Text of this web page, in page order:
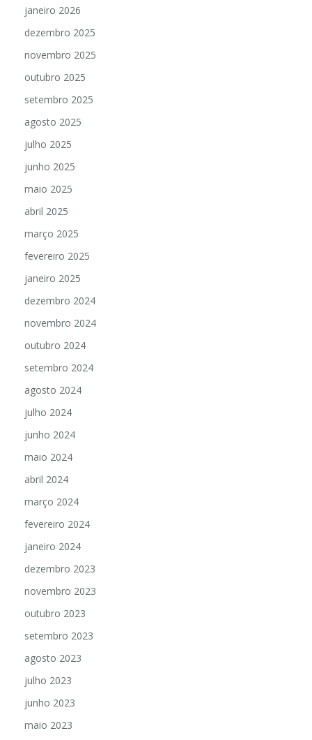
janeiro 2026
dezembro 2025
novembro 2025
outubro 2025
setembro 2025
agosto 2025
julho 2025
junho 2025
maio 2025
abril 2025
março 2025
fevereiro 2025
janeiro 2025
dezembro 2024
novembro 2024
outubro 2024
setembro 2024
agosto 2024
julho 2024
junho 2024
maio 2024
abril 2024
março 2024
fevereiro 2024
janeiro 2024
dezembro 2023
novembro 2023
outubro 2023
setembro 2023
agosto 2023
julho 2023
junho 2023
maio 2023